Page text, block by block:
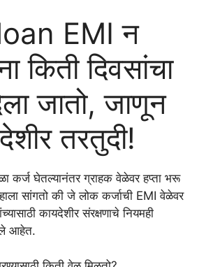
loan EMI न
किती दिवसांचा
जातो, जाणून
तरतुदी!
कर्ज घेतल्यानंतर ग्राहक वेळेवर हप्ता भरू
सांगतो की जे लोक कर्जाची EMI वेळेवर
कायदेशीर संरक्षणाचे नियमही
आहेत.